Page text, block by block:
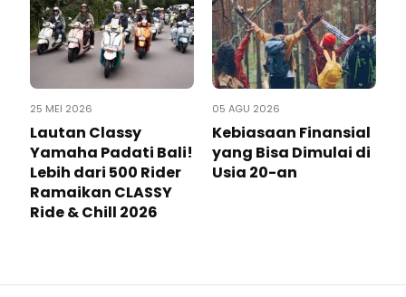
25 MEI 2026
Lautan Classy
Yamaha Padati Bali!
Lebih dari 500 Rider
Ramaikan CLASSY
Ride & Chill 2026
05 AGU 2026
Kebiasaan Finansial
yang Bisa Dimulai di
Usia 20-an